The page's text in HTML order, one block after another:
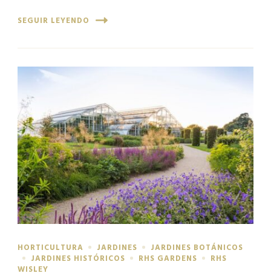
SEGUIR LEYENDO
HORTICULTURA JARDINES
JARDINES BOTÁNICOS
JARDINES HISTÓRICOS
RHS GARDENS
RHS
WISLEY